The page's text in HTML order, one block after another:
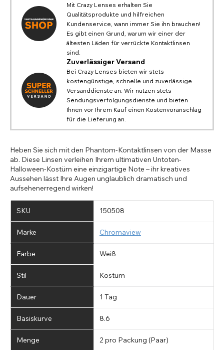
Mit Crazy Lenses erhalten Sie
Qualitätsprodukte und hilfreichen
Kundenservice, wann immer Sie ihn brauchen!
Es gibt einen Grund, warum wir einer der
ältesten Läden für verrückte Kontaktlinsen
sind.
Zuverlässiger Versand
Bei Crazy Lenses bieten wir stets
kostengünstige, schnelle und zuverlässige
Versanddienste an. Wir nutzen stets
Sendungsverfolgungsdienste und bieten
Ihnen vor Ihrem Kauf einen Kostenvoranschlag
für die Lieferung an.
Heben Sie sich mit den Phantom-Kontaktlinsen von der Masse
ab. Diese Linsen verleihen Ihrem ultimativen Untoten-
Halloween-Kostüm eine einzigartige Note – ihr kreatives
Aussehen lässt Ihre Augen unglaublich dramatisch und
aufsehenerregend wirken!
SKU 150508
Marke Chromaview
Farbe Weiß
Stil Kostüm
Dauer 1 Tag
Basiskurve 8.6
Menge 2 pro Packung (Paar)